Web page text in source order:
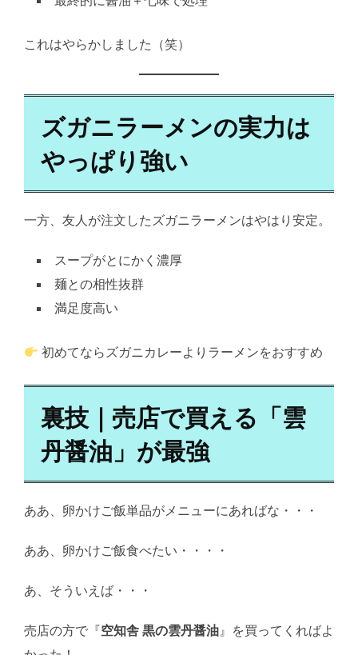
これはやらかしました（笑）
ズガニラーメンの実力は
やっぱり強い
一方、友人が注文したズガニラーメンはやはり安定。
スープがとにかく濃厚
麺との相性抜群
満足度高い
初めてならズガニカレーよりラーメンをおすすめ
裏技｜売店で買える「雲
丹醤油」が最強
ああ、卵かけご飯単品がメニューにあればな・・・
ああ、卵かけご飯食べたい・・・・
あ、そういえば・・・
売店の方で『空知舎 黒の雲丹醤油 』を買ってくればよ